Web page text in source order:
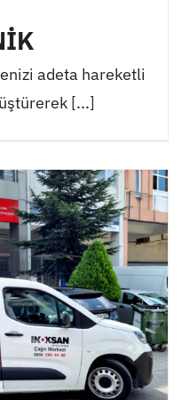
adeta hareketli
[...]